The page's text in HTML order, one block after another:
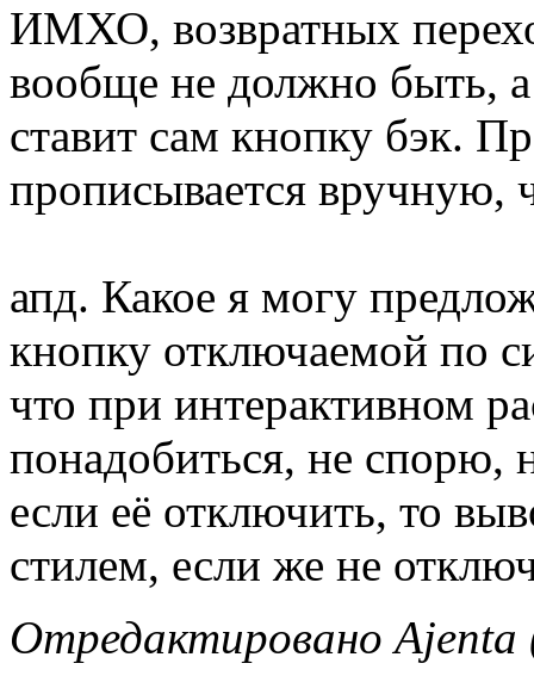
ИМХО, возвратных
вообще не должно быть, а
ставит сам кнопку бэк.
прописывается вручную,
апд. Какое я могу
кнопку отключаемой по
что при интерактивном
понадобиться, не спорю,
если её отключить, то
стилем, если же не
Отредактировано Ajenta